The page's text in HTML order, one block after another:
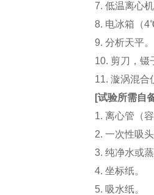
7. 低温离心
8. 电冰箱（
9. 分析天平。
10. 剪刀，镊
11. 漩涡混
[试验所需自
1. 离心管（
2. 一次性吸
3. 纯净水或
4. 坐标纸。
5. 吸水纸。